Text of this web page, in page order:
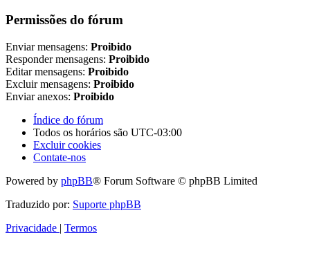
Permissões do fórum
Enviar mensagens: Proibido
Responder mensagens: Proibido
Editar mensagens: Proibido
Excluir mensagens: Proibido
Enviar anexos: Proibido
Índice do fórum
Todos os horários são UTC-03:00
Excluir cookies
Contate-nos
Powered by phpBB® Forum Software © phpBB Limited
Traduzido por: Suporte phpBB
Privacidade | Termos